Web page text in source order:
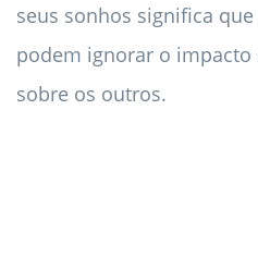
seus sonhos significa
podem ignorar o impacto
sobre os outros.